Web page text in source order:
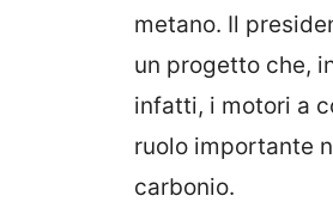
metano. Il
un progetto che,
infatti, i motori a
ruolo importante
carbonio.